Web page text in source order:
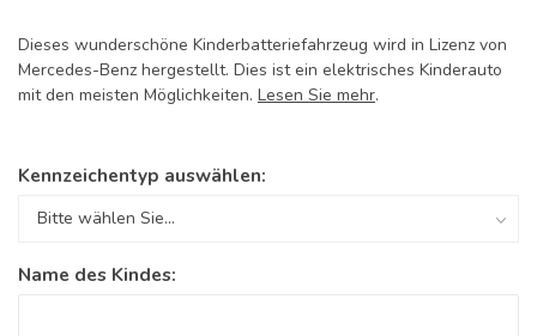
Dieses wunderschöne Kinderbatteriefahrzeug wird in Lizenz von
Mercedes-Benz hergestellt. Dies ist ein elektrisches Kinderauto
mit den meisten Möglichkeiten. Lesen Sie mehr.
Kennzeichentyp auswählen:
Name des Kindes: